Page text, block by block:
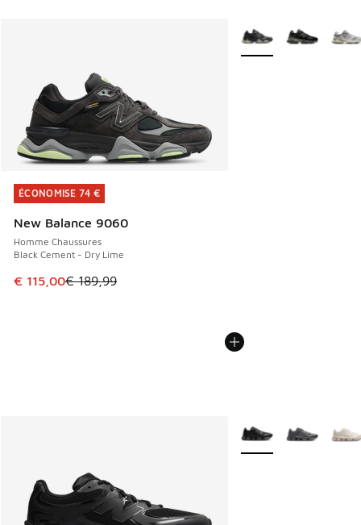
ÉCONOMISE 74 €
New Balance 9060
Homme Chaussures
Black Cement - Dry Lime
Cet article est en promotion. Prix en baisse de € 189,99 à
€ 115,00€ 189,99
ÉCONOMISE 74 €
Plus de couleurs
Plus de couleurs